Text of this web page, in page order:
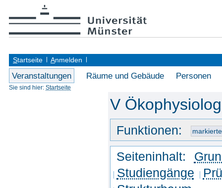
Startseite Anmelden
Veranstaltungen Räume und Gebäude Personen
Sie sind hier: Startseite
V
Funktionen:
Seiteninhalt:
Studiengänge